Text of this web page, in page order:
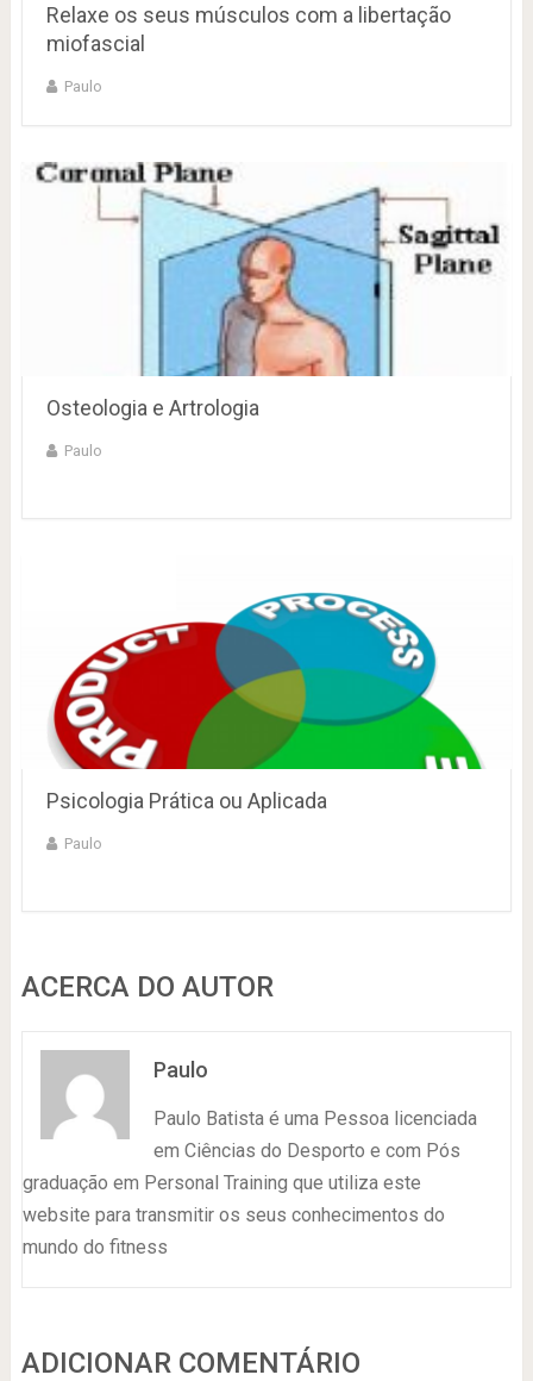
Relaxe os seus músculos com a libertação
miofascial
Paulo
Osteologia e Artrologia
Paulo
Psicologia Prática ou Aplicada
Paulo
ACERCA DO AUTOR
Paulo
Paulo Batista é uma Pessoa licenciada
em Ciências do Desporto e com Pós
graduação em Personal Training que utiliza este
website para transmitir os seus conhecimentos do
mundo do fitness
ADICIONAR COMENTÁRIO